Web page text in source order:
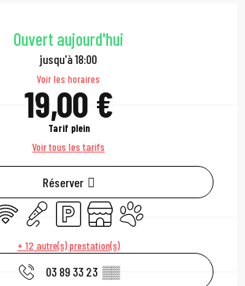
et
Ouvert aujourd'hui
jusqu'à 18:00
Voir les horaires
19,00 €
Tarif plein
Voir tous les tarifs
Réserver
AnimationParking BoutiqueAnimaux acceptés
+ 12 autre(s) prestation(s)
03 89 33 23 ▒▒